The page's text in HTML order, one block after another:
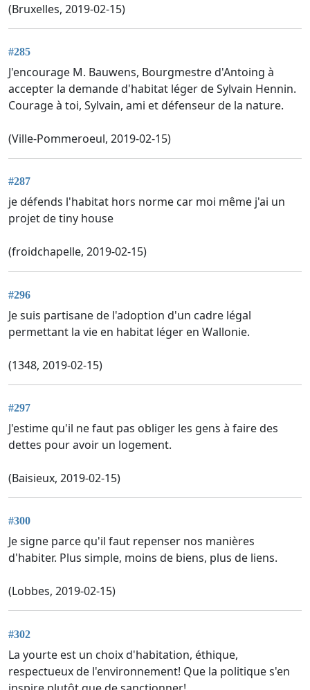
(Bruxelles, 2019-02-15)
#285
J'encourage M. Bauwens, Bourgmestre d'Antoing à
accepter la demande d'habitat léger de Sylvain Hennin.
Courage à toi, Sylvain, ami et défenseur de la nature.
(Ville-Pommeroeul, 2019-02-15)
#287
je défends l'habitat hors norme car moi même j'ai un
projet de tiny house
(froidchapelle, 2019-02-15)
#296
Je suis partisane de l'adoption d'un cadre légal
permettant la vie en habitat léger en Wallonie.
(1348, 2019-02-15)
#297
J'estime qu'il ne faut pas obliger les gens à faire des
dettes pour avoir un logement.
(Baisieux, 2019-02-15)
#300
Je signe parce qu'il faut repenser nos manières
d'habiter. Plus simple, moins de biens, plus de liens.
(Lobbes, 2019-02-15)
#302
La yourte est un choix d'habitation, éthique,
respectueux de l'environnement! Que la politique s'en